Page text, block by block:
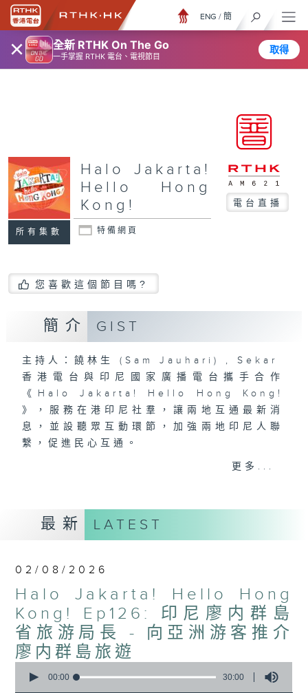
× 全新 RTHK On The Go
一手掌握 RTHK 電台、電視節目
取得
ENG / 簡
所有集數
Halo Jakarta!
Hello Hong
Kong!
電台直播
特備網頁
您喜歡這個節目嗎?
簡介 GIST
主持人：饒林生 (Sam Jauhari) , Sekar
香港電台與印尼國家廣播電台攜手合作
《Halo Jakarta! Hello Hong Kong!
》，服務在港印尼社羣，讓兩地互通最新消
息，並設聽眾互動環節，加強兩地印尼人聯
繫，促進民心互通。
RTHK and RRI proudly present
Hong Kong. The programme will
share the latest news between
Hong Kong and Indonesia, and
segments to strengthen
connections between Indonesians
in the two places to promote
people-to-people bonds.
更多...
最新 LATEST
02/08/2026
Halo Jakarta! Hello Hong
Kong! Ep126: 印尼廖内群島
省旅游局長 - 向亞洲游客推介
廖内群島旅遊
seconds
00:00 30:00